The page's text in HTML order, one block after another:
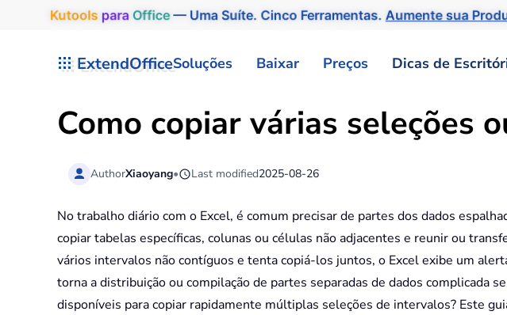
Kutools para Office— Uma Suíte. Cinco Ferramentas.Aumente sua
ExtendOfficeSoluções Baixar Preços Dicas de
Como copiar várias seleções
AuthorXiaoyang• Last modified2025-08-26
No trabalho diário com o Excel, é comum precisar de partes dos dados
copiar tabelas específicas, colunas ou células não adjacentes e reunir ou
vários intervalos não contíguos e tenta copiá-los juntos, o Excel exibe um
torna a distribuição ou compilação de partes separadas de dados complicada
disponíveis para copiar rapidamente múltiplas seleções de intervalos? Este